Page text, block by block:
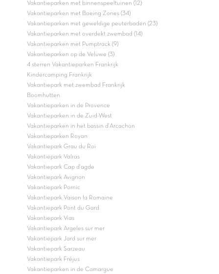
Vakantieparken met binnenspeeltuinen (12)
Vakantieparken met Boeing Zones (34)
Vakantieparken met geweldige peuterbaden (23)
Vakantieparken met overdekt zwembad (14)
Vakantieparken met Pumptrack (9)
Vakantieparken op de Veluwe (3)
4 sterren Vakantieparken Frankrijk
Kindercamping Frankrijk
Vakantiepark met zwembad Frankrijk
Boomhutten
Vakantieparken in de Provence
Vakantieparken in de Zuid-West
Vakantieparken in het bassin d'Arcachon
Vakantieparken Royan
Vakantiepark Grau du Roi
Vakantiepark Valras
Vakantiepark Cap d'agde
Vakantiepark Avignon
Vakantiepark Pornic
Vakantiepark Vaison la Romaine
Vakantiepark Pont du Gard
Vakantiepark Vias
Vakantiepark Argeles sur mer
Vakantiepark Jard sur mer
Vakantiepark Sarzeau
Vakantiepark Fréjus
Vakantieparken in de Camargue